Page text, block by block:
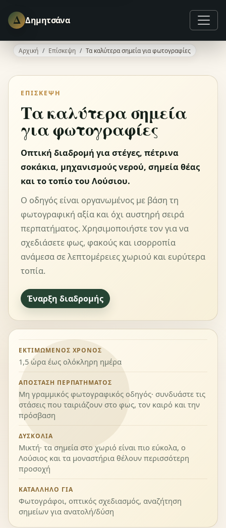
Δ Δημητσάνα
Αρχική Επίσκεψη Τα καλύτερα σημεία για φωτογραφίες
ΕΠΊΣΚΕΨΗ
Τα καλύτερα σημεία
για φωτογραφίες
Οπτική διαδρομή για στέγες, πέτρινα
σοκάκια, μηχανισμούς νερού, σημεία θέας
και το τοπίο του Λούσιου.
Ο οδηγός είναι οργανωμένος με βάση τη
φωτογραφική αξία και όχι αυστηρή σειρά
περπατήματος. Χρησιμοποιήστε τον για να
σχεδιάσετε φως, φακούς και ισορροπία
ανάμεσα σε λεπτομέρειες χωριού και ευρύτερα
τοπία.
Έναρξη διαδρομής
ΕΚΤΙΜΏΜΕΝΟΣ ΧΡΌΝΟΣ
1,5 ώρα έως ολόκληρη ημέρα
ΑΠΌΣΤΑΣΗ ΠΕΡΠΑΤΉΜΑΤΟΣ
Μη γραμμικός φωτογραφικός οδηγός· συνδυάστε τις
στάσεις που ταιριάζουν στο φως, τον καιρό και την
πρόσβαση
ΔΥΣΚΟΛΊΑ
Μικτή· τα σημεία στο χωριό είναι πιο εύκολα, ο
Λούσιος και τα μοναστήρια θέλουν περισσότερη
προσοχή
ΚΑΤΆΛΛΗΛΟ ΓΙΑ
Φωτογράφοι, οπτικός σχεδιασμός, αναζήτηση
σημείων για ανατολή/δύση